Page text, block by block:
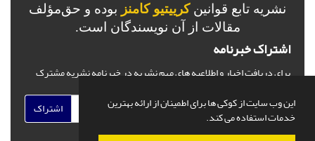
این وب سایت از کوکی ها برای اطمینان از ارائه بهترین
خدمات استفاده می کند.
نشریه تابع قوانینکرییتیو کامنز بوده و حق‌مؤلف
مقالات از آن نویسندگان است.
اشتراک خبرنامه
برای دریافت اخبار و اطلاعیه های مهم نشریه در خبرنامه نشریه مشترک
اشتراک